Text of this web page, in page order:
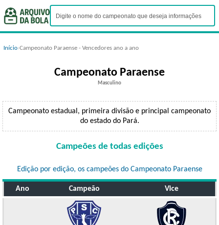
Início›Campeonato Paraense - Vencedores ano a ano
Campeonato Paraense
Masculino
Campeonato estadual, primeira divisão e principal campeonato
do estado do Pará.
Campeões de todas edições
Edição por edição, os campeões do Campeonato Paraense
Ano Campeão Vice